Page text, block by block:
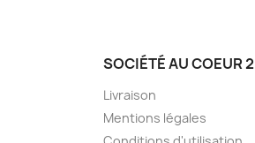
SOCIÉTÉ AU COEUR 2
Livraison
Mentions légales